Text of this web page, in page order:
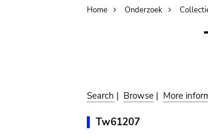
Home Onderzoek
Search | Browse | More
Tw61207